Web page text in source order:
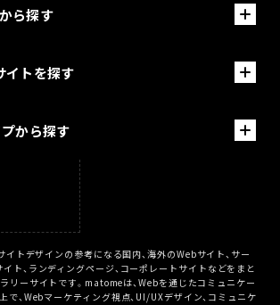
ら探す
イトを探す
から探す
イトデザインの参考になる国内、海外のWebサイト、サー
ト、ランディングページ、コーポレートサイトなどをまと
リーサイトです。matomeは、Webを通じたコミュニケー
で、Webマーケティング視点、UI/UXデザイン、コミュニケ